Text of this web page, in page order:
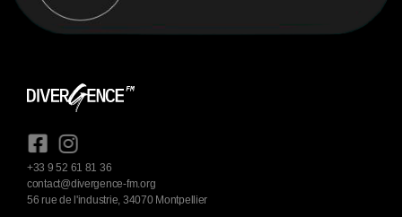
+33 9 52 61 81 36
contact@divergence-fm.org
56 rue de l'industrie, 34070 Montpellier